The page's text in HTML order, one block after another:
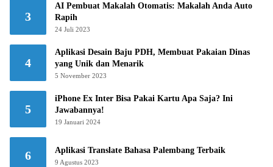
3
AI Pembuat Makalah Otomatis: Makalah Anda Auto
Rapih
24 Juli 2023
4
Aplikasi Desain Baju PDH, Membuat Pakaian Dinas
yang Unik dan Menarik
5 November 2023
5
iPhone Ex Inter Bisa Pakai Kartu Apa Saja? Ini
Jawabannya!
19 Januari 2024
6 Aplikasi Translate Bahasa Palembang Terbaik
9 Agustus 2023